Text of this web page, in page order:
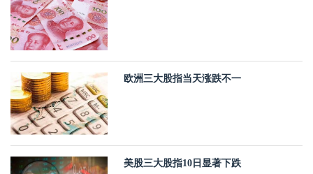
欧洲三大股指当天涨跌不一
美股三大股指10日显著下跌